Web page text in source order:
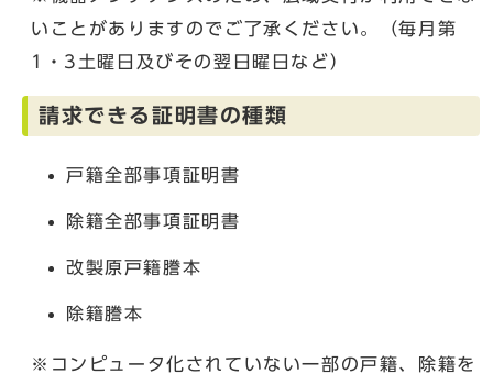
いことがありますのでご了承ください。（毎月第
1・3土曜日及びその翌日曜日など）
請求できる証明書の種類
戸籍全部事項証明書
除籍全部事項証明書
改製原戸籍謄本
除籍謄本
※コンピュータ化されていない一部の戸籍、除籍を